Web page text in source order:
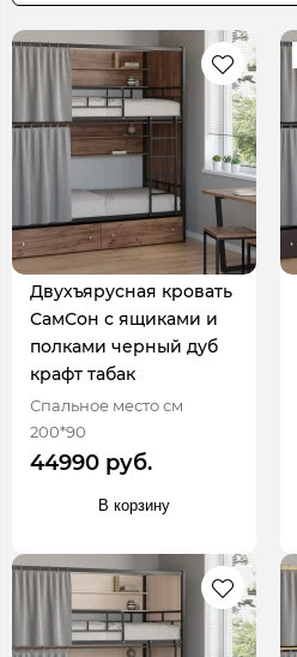
Двухъярусная кровать
СамСон с ящиками и
полками черный дуб
крафт табак
Спальное место см
200*90
44990 руб.
В корзину